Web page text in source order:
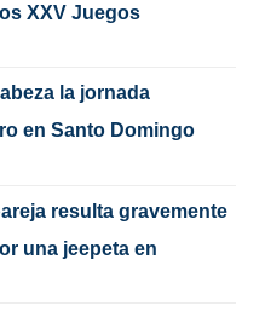
XXV Juegos
la jornada
en Santo Domingo
resulta gravemente
una jeepeta en